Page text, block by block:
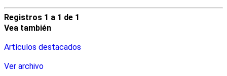
Registros 1 a 1 de 1
Vea también
Artículos destacados
Ver archivo